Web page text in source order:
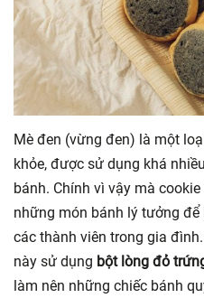
Mè đen (vừng đen) là một
khỏe, được sử dụng khá
bánh. Chính vì vậy mà
những món bánh lý tưởng
các thành viên trong gia
này sử dụng bột lòng đỏ
làm nên những chiếc bánh